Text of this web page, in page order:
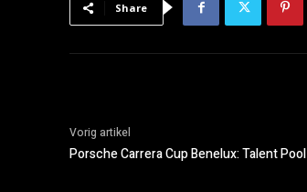
Share
Vorig artikel
Porsche Carrera Cup Benelux: Talent Pool